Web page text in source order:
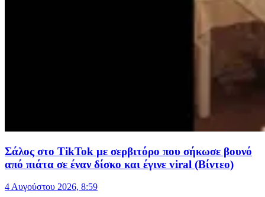
Σάλος στο TikTok με σερβιτόρο που σήκωσε βουνό
από πιάτα σε έναν δίσκο και έγινε viral (Βίντεο)
4 Αυγούστου 2026, 8:59